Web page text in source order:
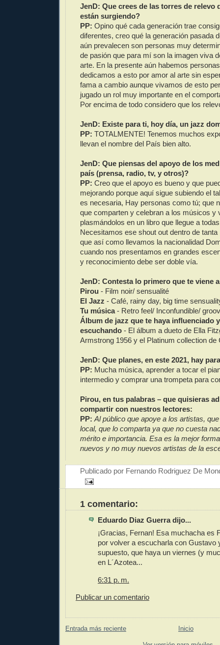
JenD: Que crees de las torres de relevo
están surgiendo?
PP: Opino qué cada generación trae
diferentes, creo qué la generación pasada
aún prevalecen son personas muy
de pasión que para mí son la imagen viva
arte. En la presente aún habemos
dedicamos a esto por amor al arte sin
fama a cambio aunque vivamos de esto
jugado un rol muy importante en el
Por encima de todo considero que los
JenD: Existe para ti, hoy día, un jazz
PP: TOTALMENTE! Tenemos muchos
llevan el nombre del País bien alto.
JenD: Que piensas del apoyo de los
país (prensa, radio, tv, y otros)?
PP: Creo que el apoyo es bueno y que
mejorando porque aquí sigue subiendo el
es necesaria, Hay personas como tú; que
que comparten y celebran a los músicos y
plasmándolos en un libro que llegue a
Necesitamos ese shout out dentro de
que así como llevamos la nacionalidad
cuando nos presentamos en grandes
y reconocimiento debe ser doble vía.
JenD: Contesta lo primero que te viene
Pirou - Film noir/ sensualité
El Jazz - Café, rainy day, big time
Tu música- Retro feel/ Inconfundible/
Álbum de jazz que te haya influenciado
escuchando - El álbum a dueto de Ella
Armstrong 1956 y el Platinum collection
JenD: Que planes, en este 2021, hay
PP: Mucha música, aprender a tocar el
intermedio y comprar una trompeta para
Pirou, en tus palabras – que quisieras
compartir con nuestros lectores:
PP: Al público que apoye a los artistas,
local, que lo comparta ya que no cuesta
mérito e importancia. Esa es la mejor
nuevos y no muy nuevos artistas de la
Publicado por Fernando Rodriguez De
1 comentario:
Eduardo Diaz Guerra dijo...
¡Gracias, Fernan! Esa muchacha es
por volver a escucharla con Gustavo
supuesto, que haya un viernes (y
en L´Azotea...
6:31 p. m.
Publicar un comentario
Entrada más reciente Inicio